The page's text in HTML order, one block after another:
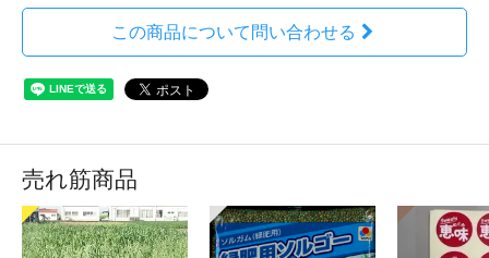
この商品について問い合わせる
売れ筋商品